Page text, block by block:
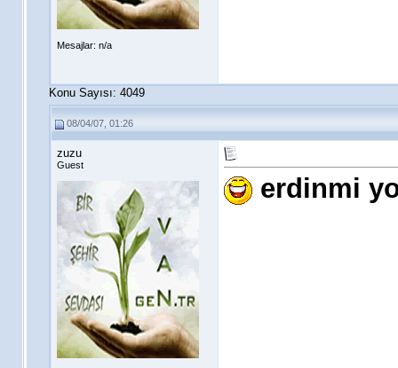
Mesajlar: n/a
Konu Sayısı: 4049
08/04/07, 01:26
zuzu
Guest
erdinmi